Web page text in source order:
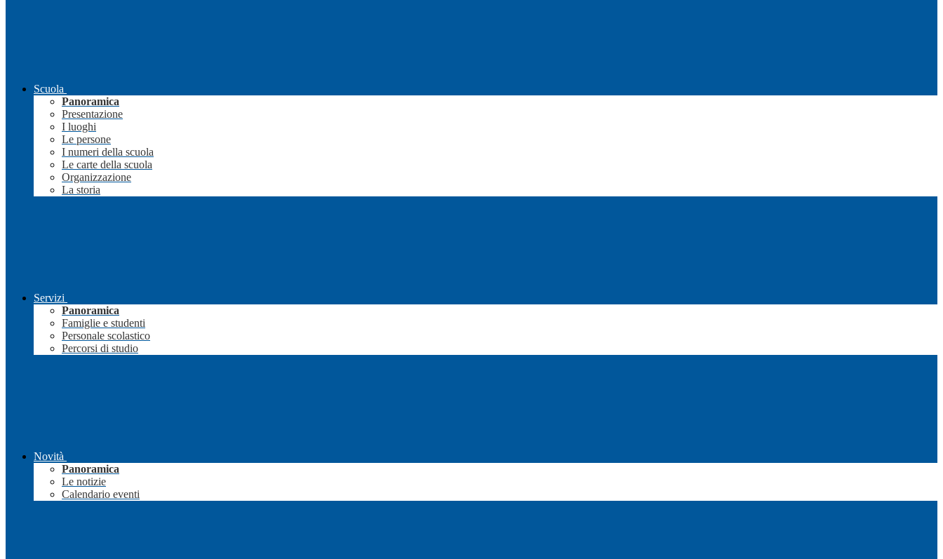
Scuola
Panoramica
Presentazione
I luoghi
Le persone
I numeri della scuola
Le carte della scuola
Organizzazione
La storia
Servizi
Panoramica
Famiglie e studenti
Personale scolastico
Percorsi di studio
Novità
Panoramica
Le notizie
Calendario eventi